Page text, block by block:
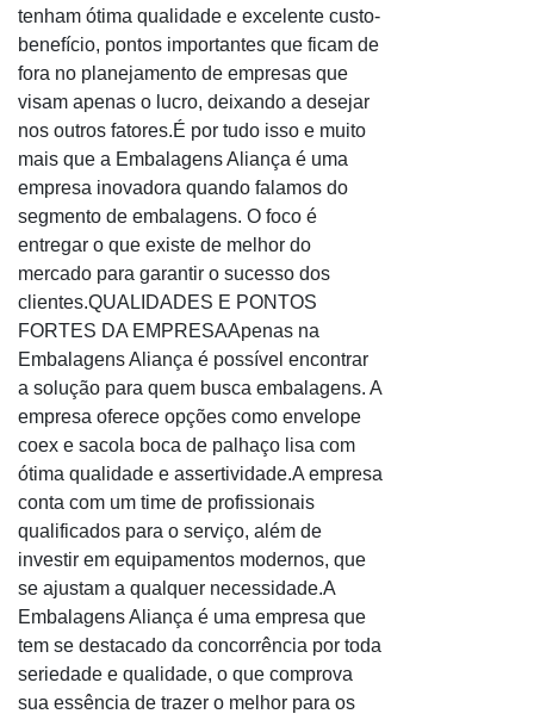
Saco de lixo 100 litros reforçado preço
Saco de Lixo 200 litros
Saco de lixo 200 litros reforçado preço
Saco de lixo 30 litros reforçado
Saco de lixo 50 litros
Saco de lixo 60 litros
Saco de lixo amarelo
Saco de lixo atacado
Saco de lixo azul
Saco de lixo biodegradável
Saco de lixo bom
Saco de lixo cinza
Saco de lixo coleta seletiva
Saco de lixo colorido
Saco de lixo colorido para reciclagem
Saco de lixo de 100 litros
Saco de lixo de 20 litros
Saco de lixo ecologico
Saco de lixo espessura
Saco de lixo grande
Saco de lixo hamper
tenham ótima qualidade e excelente custo-
benefício, pontos importantes que ficam de
fora no planejamento de empresas que
visam apenas o lucro, deixando a desejar
nos outros fatores.É por tudo isso e muito
mais que a Embalagens Aliança é uma
empresa inovadora quando falamos do
segmento de embalagens. O foco é
entregar o que existe de melhor do
mercado para garantir o sucesso dos
clientes.QUALIDADES E PONTOS
FORTES DA EMPRESAApenas na
Embalagens Aliança é possível encontrar
a solução para quem busca embalagens. A
empresa oferece opções como envelope
coex e sacola boca de palhaço lisa com
ótima qualidade e assertividade.A empresa
conta com um time de profissionais
qualificados para o serviço, além de
investir em equipamentos modernos, que
se ajustam a qualquer necessidade.A
Embalagens Aliança é uma empresa que
tem se destacado da concorrência por toda
seriedade e qualidade, o que comprova
sua essência de trazer o melhor para os